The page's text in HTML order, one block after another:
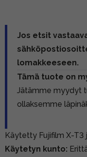
Jos etsit
lomakkeeseen.
Tämä tuote on
Jätämme myydyt
ollaksemme
Käytetty Fujifilm X-T3
Käytetyn kunto: